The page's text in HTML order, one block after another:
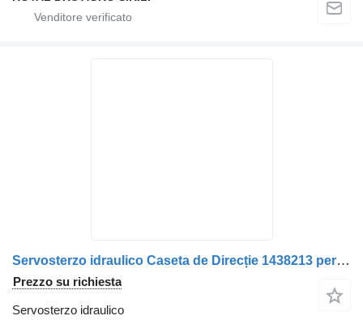
Servosterzo idraulico Caseta de Direcție 1438213 per camion Scania 49006334
Prezzo su richiesta
Servosterzo idraulico